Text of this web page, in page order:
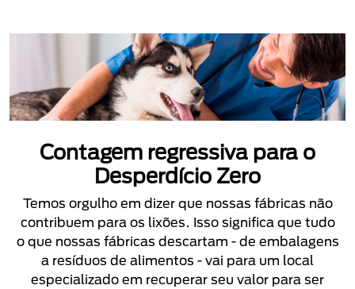
Contagem regressiva para o
Desperdício Zero
Temos orgulho em dizer que nossas fábricas não
contribuem para os lixões. Isso significa que tudo
o que nossas fábricas descartam - de embalagens
a resíduos de alimentos - vai para um local
especializado em recuperar seu valor para ser